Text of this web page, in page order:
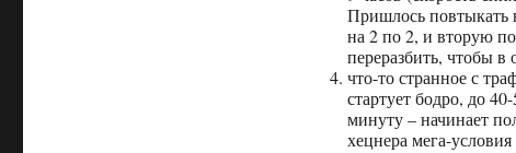
Пришлось повтыкать
на 2 по 2, и вторую
переразбить, чтобы в
что-то странное с
стартует бодро, до
минуту – начинает
хецнера мега-